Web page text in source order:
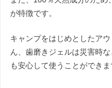
が特徴です。
キャンプをはじめとしたア
ん、歯磨きジェルは災害時
も安心して使うことができま